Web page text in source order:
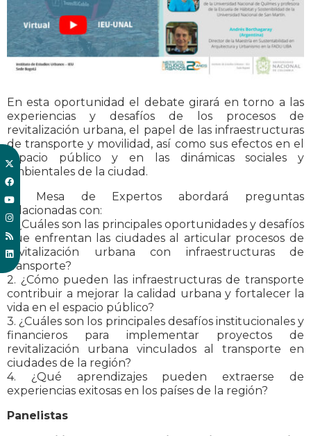
En esta oportunidad el debate girará en torno a las
experiencias y desafíos de los procesos de
revitalización urbana, el papel de las infraestructuras
de transporte y movilidad, así como sus efectos en el
espacio público y en las dinámicas sociales y
ambientales de la ciudad.
La Mesa de Expertos abordará preguntas
relacionadas con:
1. ¿Cuáles son las principales oportunidades y desafíos
que enfrentan las ciudades al articular procesos de
revitalización urbana con infraestructuras de
transporte?
2. ¿Cómo pueden las infraestructuras de transporte
contribuir a mejorar la calidad urbana y fortalecer la
vida en el espacio público?
3. ¿Cuáles son los principales desafíos institucionales y
financieros para implementar proyectos de
revitalización urbana vinculados al transporte en
ciudades de la región?
4. ¿Qué aprendizajes pueden extraerse de
experiencias exitosas en los países de la región?
Panelistas